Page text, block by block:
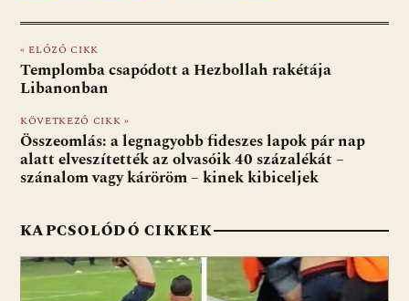
e
b
o
o
k
er at
s
p
p
d
di
ai
l
t za
m
« ELŐZŐ CIKK
Templomba csapódott a Hezbollah rakétája
Libanonban
KÖVETKEZŐ CIKK »
Összeomlás: a legnagyobb fideszes lapok pár nap
alatt elveszítették az olvasóik 40 százalékát –
szánalom vagy káröröm – kinek kibiceljek
KAPCSOLÓDÓ CIKKEK